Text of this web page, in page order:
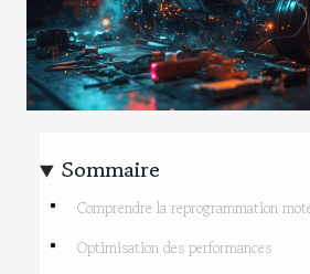
Sommaire
Comprendre la reprogrammation
Optimisation des performances